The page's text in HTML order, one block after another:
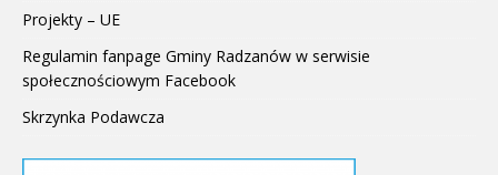
Projekty – UE
Regulamin fanpage Gminy Radzanów w serwisie
społecznościowym Facebook
Skrzynka Podawcza